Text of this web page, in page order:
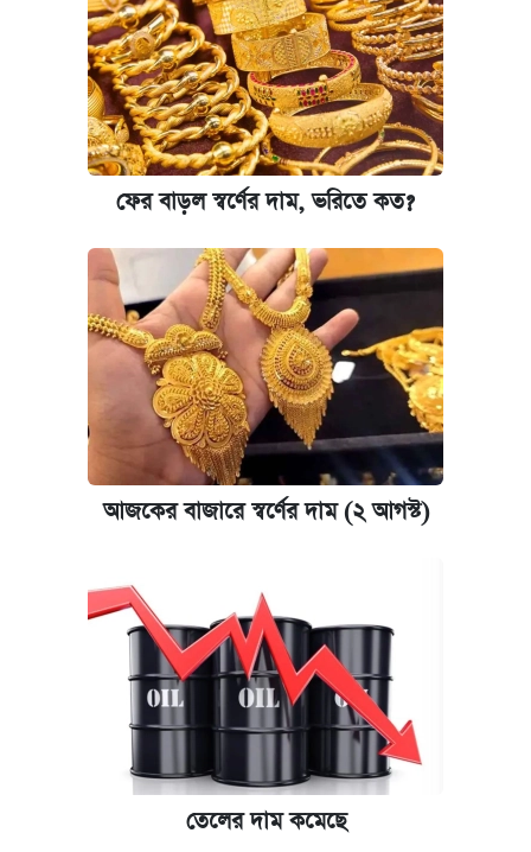
ফের বাড়ল স্বর্ণের দাম, ভরিতে কত?
আজকের বাজারে স্বর্ণের দাম (২ আগস্ট)
তেলের দাম কমেছে